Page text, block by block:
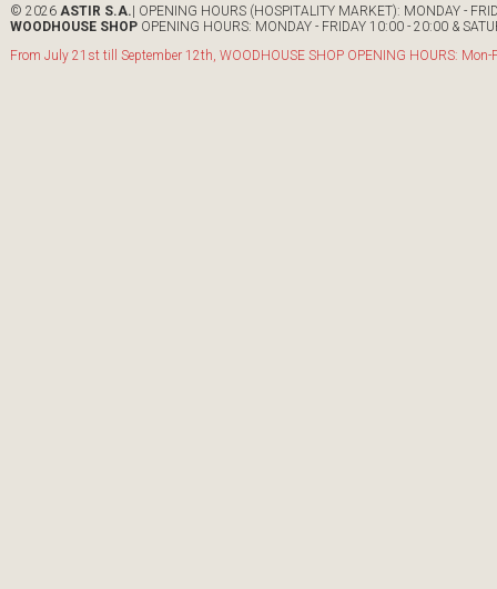
© 2026 ASTIR S.A.| OPENING HOURS (HOSPITALITY MARKET): MONDAY -
WOODHOUSE SHOPOPENING HOURS: MONDAY - FRIDAY 10:00 - 20:00 &
From July 21st till September 12th, WOODHOUSE SHOP OPENING HOURS: